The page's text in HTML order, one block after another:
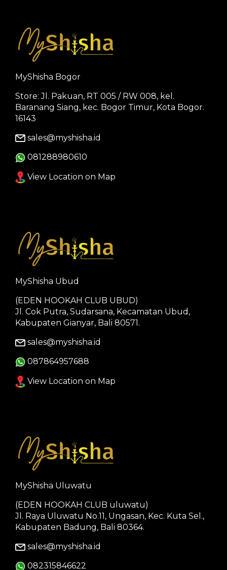
MyShisha Bogor
Store: Jl. Pakuan, RT 005 / RW 008, kel.
Baranang Siang, kec. Bogor Timur, Kota Bogor.
16143
sales@myshisha.id
081288980610
View Location on Map
MyShisha Ubud
(EDEN HOOKAH CLUB UBUD)
Jl. Cok Putra, Sudarsana, Kecamatan Ubud,
Kabupaten Gianyar, Bali 80571.
sales@myshisha.id
087864957688
View Location on Map
MyShisha Uluwatu
(EDEN HOOKAH CLUB uluwatu)
Jl. Raya Uluwatu No.11, Ungasan, Kec. Kuta Sel.,
Kabupaten Badung, Bali 80364.
sales@myshisha.id
082315846622